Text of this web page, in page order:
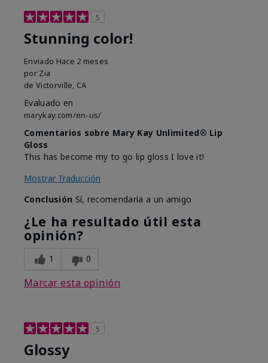
5
Stunning color!
Enviado Hace 2 meses
por Zia
de Victorville, CA
Evaluado en
marykay.com/en-us/
Comentarios sobre Mary Kay Unlimited® Lip
Gloss
This has become my to go lip gloss I love it!
Mostrar Traducción
Conclusión Sí, recomendaría a un amigo
¿Le ha resultado útil esta
opinión?
1 0
Marcar esta opinión
5
Glossy